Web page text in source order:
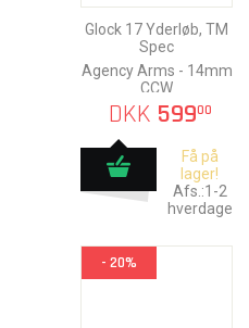
Glock 17 Yderløb, TM
Spec
Agency Arms - 14mm
CCW
DKK 59900
Få på
lager!
Afs.:1-2
hverdage
- 20%